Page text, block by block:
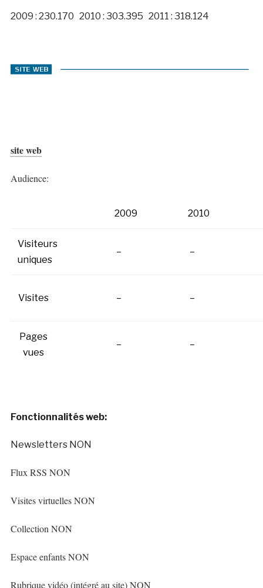
2009 : 230.170 2010 : 303.395 2011 : 318.124
site web
Audience:
2009 2010
Visiteurs
uniques
– –
Visites – –
Pages
vues
– –
Fonctionnalités web:
Newsletters NON
Flux RSS NON
Visites virtuelles NON
Collection NON
Espace enfants NON
Rubrique vidéo (intégré au site) NON